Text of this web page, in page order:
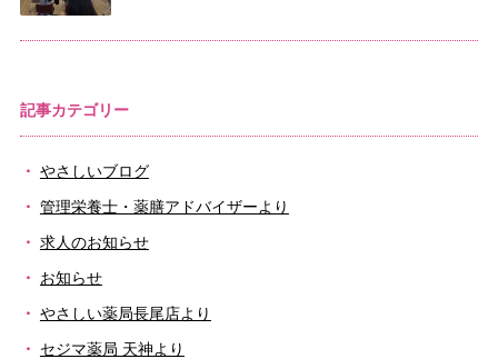
記事カテゴリー
やさしいブログ
管理栄養士・薬膳アドバイザーより
求人のお知らせ
お知らせ
やさしい薬局長尾店より
セジマ薬局 天神より